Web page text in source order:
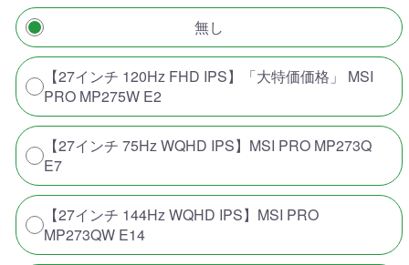
無し
【27インチ 120Hz FHD IPS】「大特価価格」 MSI
PRO MP275W E2
【27インチ 75Hz WQHD IPS】MSI PRO MP273Q
E7
【27インチ 144Hz WQHD IPS】MSI PRO
MP273QW E14